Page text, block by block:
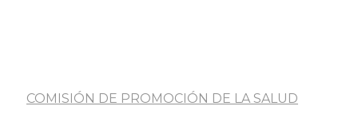
COMISIÓN DE PROMOCIÓN DE LA SALUD